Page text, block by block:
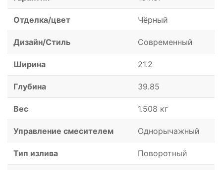
Отделка/цвет Чёрный
Дизайн/Стиль Современный
Ширина 21.2
Глубина 39.85
Вес 1.508 кг
Управление смесителем Однорычажный
Тип излива Поворотный